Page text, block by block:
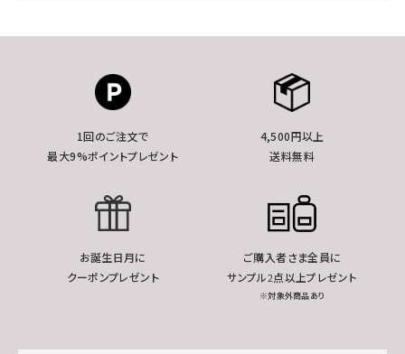
1回のご注文で
最大9%ポイントプレゼント
4,500円以上
送料無料
お誕生日月に
クーポンプレゼント
ご購入者さま全員に
サンプル2点以上プレゼント
※対象外商品あり